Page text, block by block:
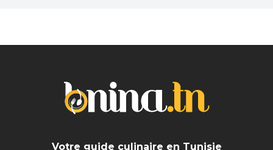
Votre guide culinaire en Tunisie